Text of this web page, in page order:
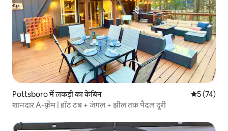
Pottsboro में लकड़ी का केबिन औसत रेटिंग
5 (74)
शानदार A-फ़्रेम | हॉट टब + जंगल + झील तक पैदल दूरी